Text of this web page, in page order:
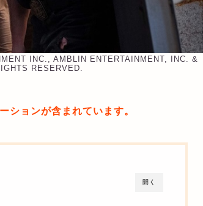
INC., AMBLIN ENTERTAINMENT, INC. &
RESERVED.
ションが含まれています。
開く